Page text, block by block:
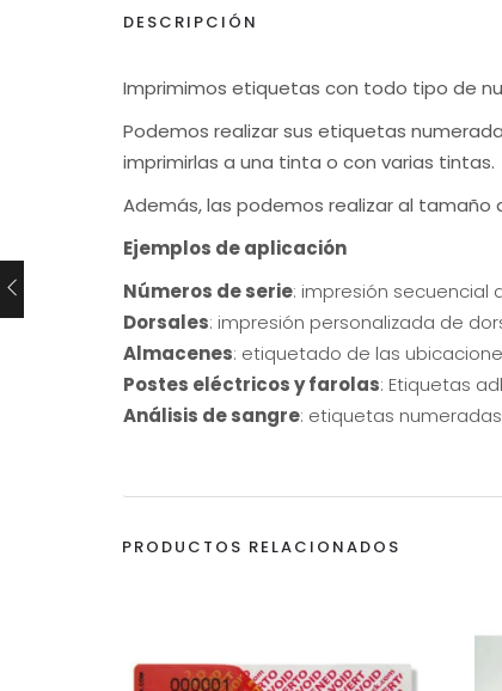
DESCRIPCIÓN
Imprimimos etiquetas con todo tipo de
Podemos realizar sus etiquetas
imprimirlas a una tinta o con varias tintas.
Además, las podemos realizar al
Ejemplos de aplicación
Números de serie: impresión secuencial
Dorsales: impresión personalizada de
Almacenes: etiquetado de las
Postes eléctricos y farolas: Etiquetas
Análisis de sangre: etiquetas
PRODUCTOS RELACIONADOS